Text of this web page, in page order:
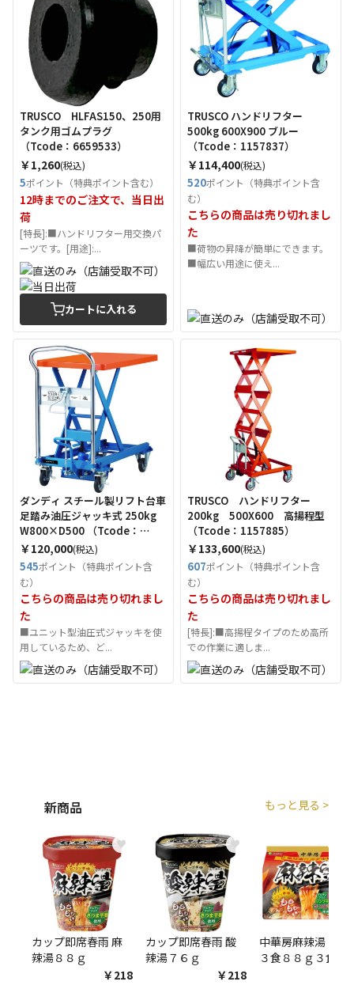
TRUSCO HLFAS150、250用
タンク用ゴムプラグ
（Tcode：6659533）
￥1,260(税込)
5ポイント（特典ポイント含む）
12時までのご注文で、当日出
荷
[特長]:■ハンドリフター用交換パ
ーツです。[用途]:...
カートに入れる
TRUSCO ハンドリフター
500kg 600X900 ブルー
（Tcode：1157837）
￥114,400(税込)
520ポイント（特典ポイント含
む）
こちらの商品は売り切れまし
た
■荷物の昇降が簡単にできます。
■幅広い用途に使え...
ダンディ スチール製リフト台車
足踏み油圧ジャッキ式 250kg
W800×D500 （Tcode：
2082573）
￥120,000(税込)
545ポイント（特典ポイント含
む）
こちらの商品は売り切れまし
た
■ユニット型油圧式ジャッキを使
用しているため、ど...
TRUSCO ハンドリフター
200kg 500X600 高揚程型
（Tcode：1157885）
￥133,600(税込)
607ポイント（特典ポイント含
む）
こちらの商品は売り切れまし
た
[特長]:■高揚程タイプのため高所
での作業に適しま...
新商品 もっと見る >
♥
カップ即席春雨 麻
辣湯８８ｇ
￥218
♥
カップ即席春雨 酸
辣湯７６ｇ
￥218
中華房麻辣湯 袋麺
３食８８ｇ３食